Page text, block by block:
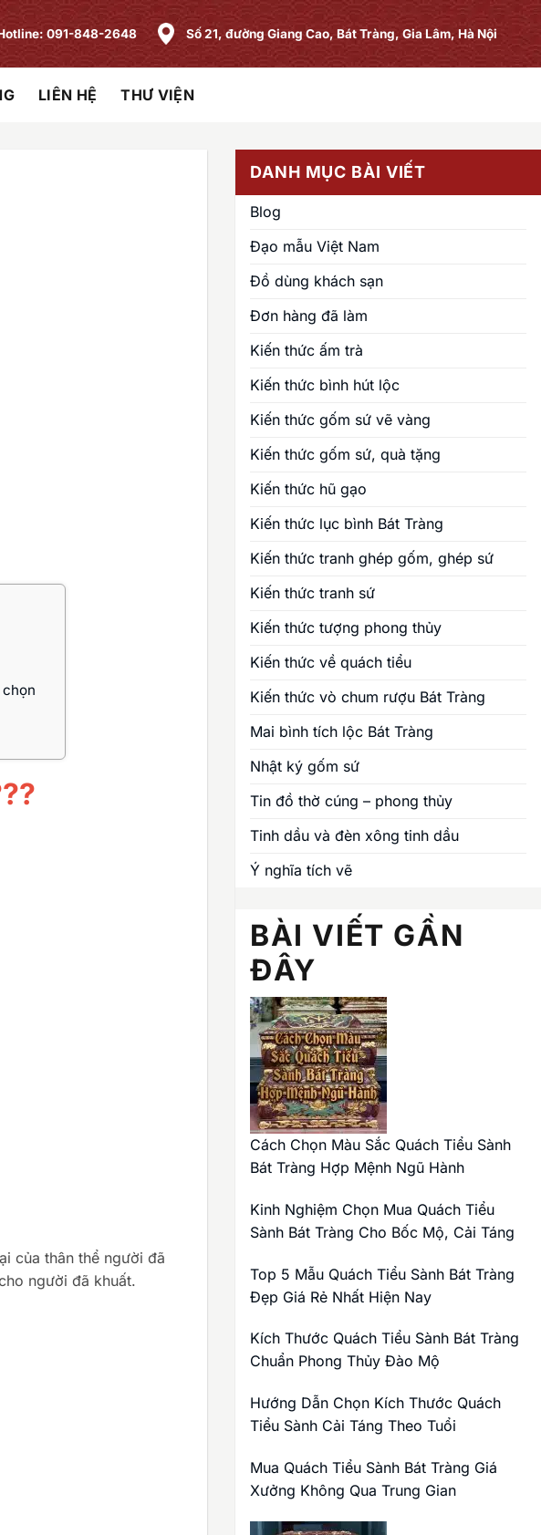
091-848-2648 Số 21, đường Giang Cao, Bát Tràng, Gia Lâm, Hà Nội
LIÊN HỆ THƯ VIỆN
của thân thể người đã
người đã khuất.
DANH MỤC BÀI VIẾT
Blog
Đạo mẫu Việt Nam
Đồ dùng khách sạn
Đơn hàng đã làm
Kiến thức ấm trà
Kiến thức bình hút lộc
Kiến thức gốm sứ vẽ vàng
Kiến thức gốm sứ, quà tặng
Kiến thức hũ gạo
Kiến thức lục bình Bát Tràng
Kiến thức tranh ghép gốm, ghép sứ
Kiến thức tranh sứ
Kiến thức tượng phong thủy
Kiến thức về quách tiểu
Kiến thức vò chum rượu Bát Tràng
Mai bình tích lộc Bát Tràng
Nhật ký gốm sứ
Tin đồ thờ cúng – phong thủy
Tinh dầu và đèn xông tinh dầu
Ý nghĩa tích vẽ
BÀI VIẾT GẦN
ĐÂY
Cách Chọn Màu Sắc Quách Tiểu Sành
Bát Tràng Hợp Mệnh Ngũ Hành
Kinh Nghiệm Chọn Mua Quách Tiểu
Sành Bát Tràng Cho Bốc Mộ, Cải Táng
Top 5 Mẫu Quách Tiểu Sành Bát Tràng
Đẹp Giá Rẻ Nhất Hiện Nay
Kích Thước Quách Tiểu Sành Bát Tràng
Chuẩn Phong Thủy Đào Mộ
Hướng Dẫn Chọn Kích Thước Quách
Tiểu Sành Cải Táng Theo Tuổi
Mua Quách Tiểu Sành Bát Tràng Giá
Xưởng Không Qua Trung Gian